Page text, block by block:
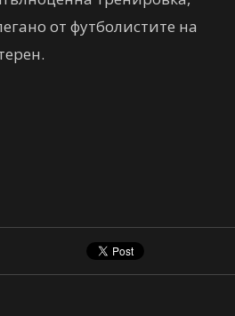
от футболистите на